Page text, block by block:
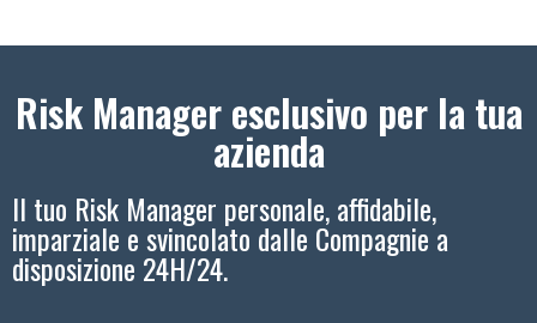
Risk Manager esclusivo per la tua
azienda
Il tuo Risk Manager personale, affidabile,
imparziale e svincolato dalle Compagnie a
disposizione 24H/24.